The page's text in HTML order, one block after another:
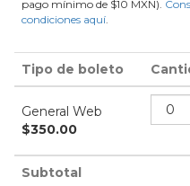
pago mínimo de $10 MXN).
condiciones aquí.
Tipo de boleto
General Web
$350.00
Subtotal